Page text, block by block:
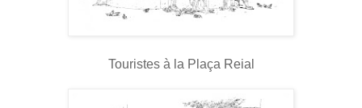
Touristes à la Plaça Reial